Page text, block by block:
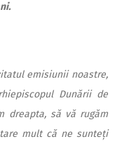
emisiunii noastre,
Dunării de
dreapta, să vă rugăm
mult că ne sunteți